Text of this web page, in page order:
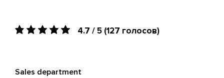
4.7 / 5 (127 голосов)
Sales department